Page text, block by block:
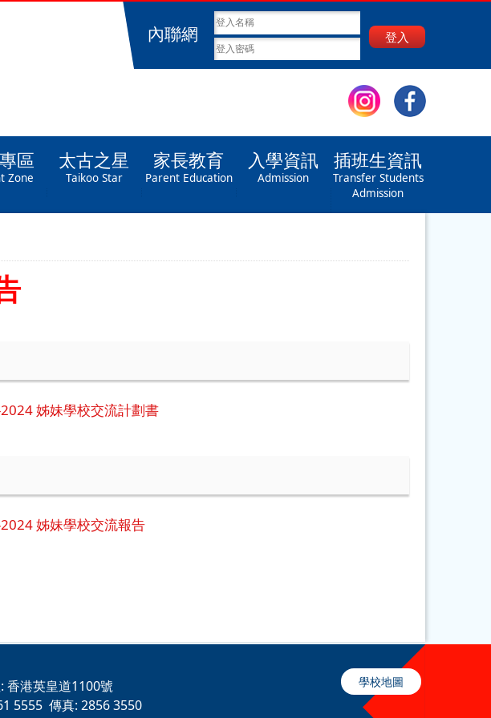
內聯網 登入
區
Zone
太古之星
Taikoo Star
家長教育
Parent Education
入學資訊
Admission
插班生資訊
Transfer Students
Admission
姊妹學校交流計劃書
姊妹學校交流報告
香港英皇道1100號
5555 傳真: 2856 3550
學校地圖